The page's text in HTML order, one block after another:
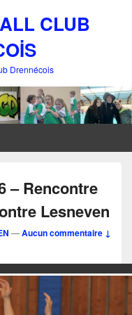
CLUB
Drennécois
– Rencontre
Lesneven
—Aucun commentaire ↓